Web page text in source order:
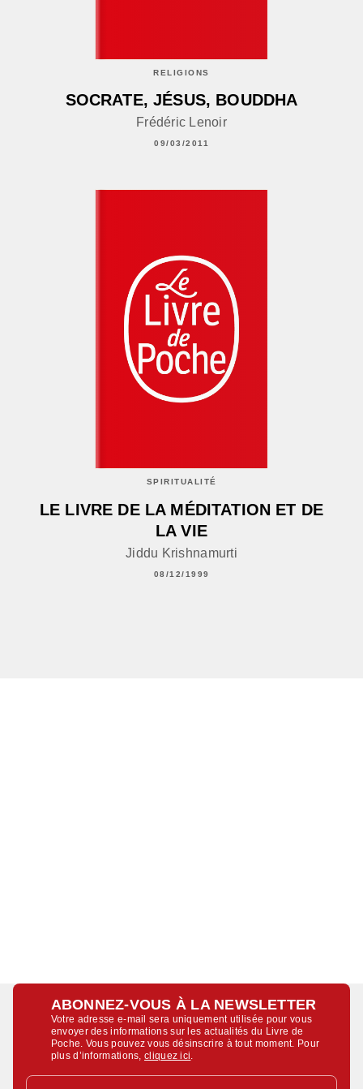
RELIGIONS
SOCRATE, JÉSUS, BOUDDHA
Frédéric Lenoir
09/03/2011
SPIRITUALITÉ
LE LIVRE DE LA MÉDITATION ET DE
LA VIE
Jiddu Krishnamurti
08/12/1999
ABONNEZ-VOUS À LA NEWSLETTER
Votre adresse e-mail sera uniquement utilisée pour vous
envoyer des informations sur les actualités du Livre de
Poche. Vous pouvez vous désinscrire à tout moment. Pour
plus d’informations,cliquez ici